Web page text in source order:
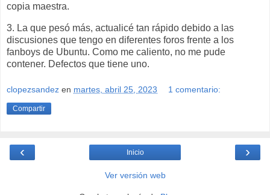
copia maestra.
3. La que pesó más, actualicé tan rápido debido a las
discusiones que tengo en diferentes foros frente a los
fanboys de Ubuntu. Como me caliento, no me pude
contener. Defectos que tiene uno.
clopezsandez en martes, abril 25, 2023 1 comentario:
Compartir
‹ ›
Inicio
Ver versión web